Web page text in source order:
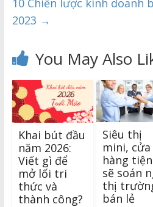
2023 →
You May Also
Khai bút đầu
năm 2026:
Viết gì để
mở lối tri
thức và
thành công?
Siêu thị
mini, cửa
hàng
sẽ soán
thị
bán lẻ